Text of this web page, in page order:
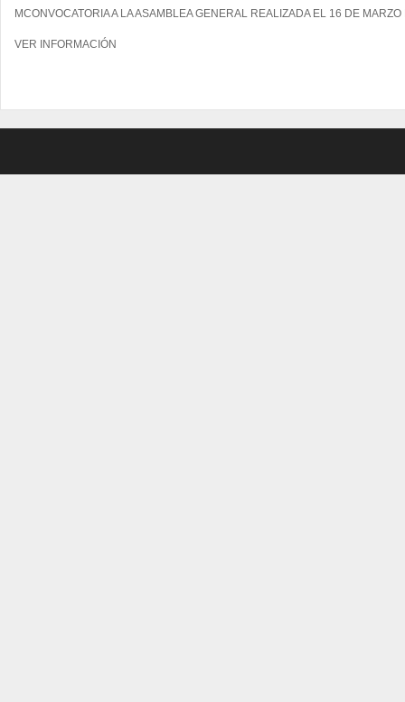
MCONVOCATORIA A LA ASAMBLEA GENERAL REALIZADA EL 16 DE
VER INFORMACIÓN